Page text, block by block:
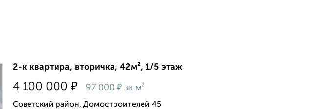
2-к квартира, вторичка, 42м², 1/5 этаж
4 100 000 ₽ 97 000 ₽ за м²
Советский район, Домостроителей 45